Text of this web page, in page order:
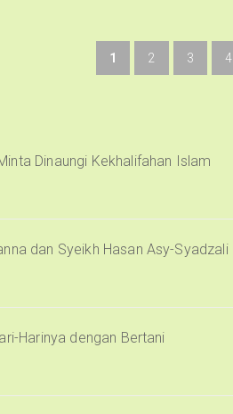
1 2 3 4
Dinaungi Kekhalifahan Islam
dan Syeikh Hasan Asy-Syadzali
Harinya dengan Bertani